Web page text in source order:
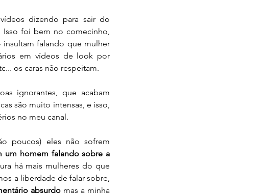
dizendo para sair do
foi bem no comecinho,
falando que mulher
em vídeos de look por
os caras não respeitam.
são muito intensas, e isso,
no meu canal.
poucos) eles não sofrem
um homem falando sobre a
há mais mulheres do que
a liberdade de falar sobre,
absurdo mas a minha